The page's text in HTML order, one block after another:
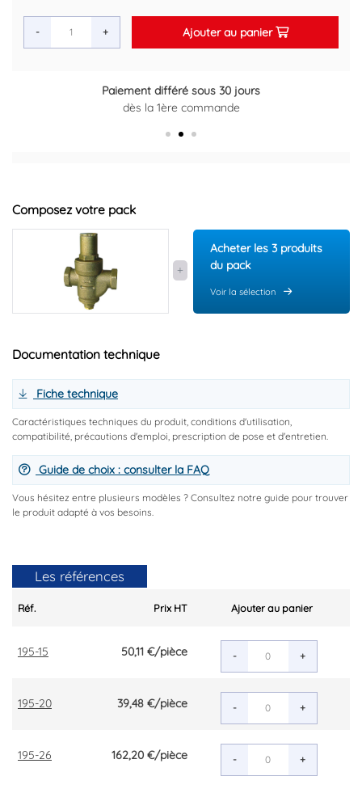
- + Ajouter au panier
Paiement différé sous 30 jours
dès la 1ère commande
Composez votre pack
Acheter les 3 produits
du pack
Voir la sélection
Documentation technique
Fiche technique
Caractéristiques techniques du produit, conditions d'utilisation,
compatibilité, précautions d'emploi, prescription de pose et d'entretien.
Guide de choix : consulter la FAQ
Vous hésitez entre plusieurs modèles ? Consultez notre guide pour trouver
le produit adapté à vos besoins.
Les références
Réf. Prix HT Ajouter au panier
195-15 50,11 €/pièce - +
195-20 39,48 €/pièce - +
195-26 162,20 €/pièce - +